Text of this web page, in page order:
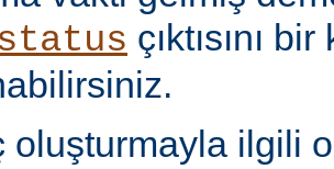
çıktısını
oluşturmayla ilgili